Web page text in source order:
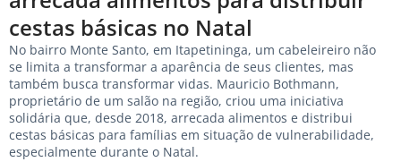
cestas básicas no Natal
No bairro Monte Santo, em Itapetininga, um cabeleireiro não
se limita a transformar a aparência de seus clientes, mas
também busca transformar vidas. Mauricio Bothmann,
proprietário de um salão na região, criou uma iniciativa
solidária que, desde 2018, arrecada alimentos e distribui
cestas básicas para famílias em situação de vulnerabilidade,
especialmente durante o Natal.